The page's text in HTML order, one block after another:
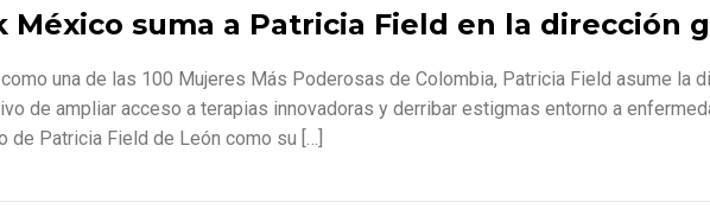
México suma a Patricia Field en la dirección
una de las 100 Mujeres Más Poderosas de Colombia, Patricia Field asume la
de ampliar acceso a terapias innovadoras y derribar estigmas entorno a
de Patricia Field de León como su […]